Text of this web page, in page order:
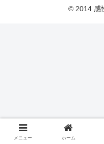
© 2014 感
メニュー ホーム